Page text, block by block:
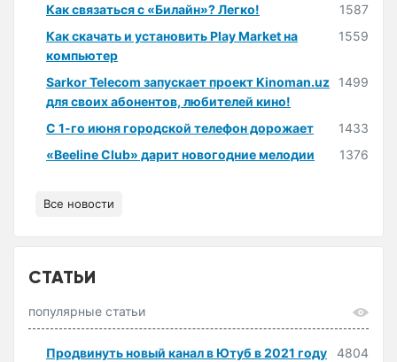
Как связаться с «Билайн»? Легко!
1587
Как скачать и установить Play Market на
компьютер
1559
Sarkor Telecom запускает проект Kinoman.uz
для своих абонентов, любителей кино!
1499
С 1-го июня городской телефон дорожает
1433
«Beeline Club» дарит новогодние мелодии
1376
Все новости
СТАТЬИ
популярные статьи
Продвинуть новый канал в Ютуб в 2021 году
4804